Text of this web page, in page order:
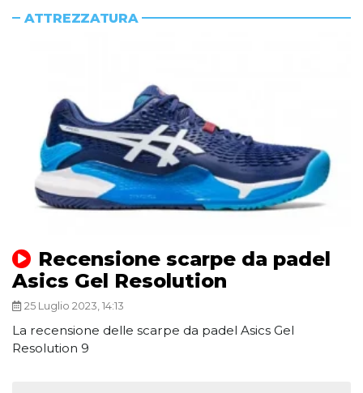
ATTREZZATURA
Recensione scarpe da padel
Asics Gel Resolution
25 Luglio 2023, 14:13
La recensione delle scarpe da padel Asics Gel
Resolution 9